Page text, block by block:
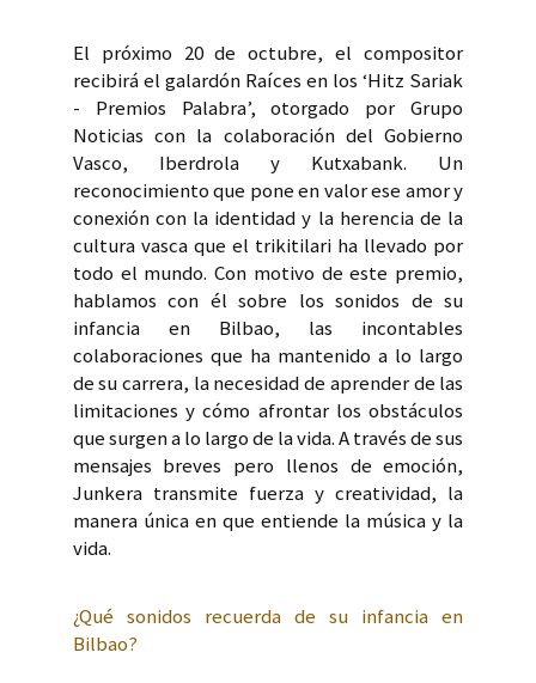
El próximo 20 de octubre, el compositor
recibirá el galardón Raíces en los ‘Hitz Sariak
- Premios Palabra’, otorgado por Grupo
Noticias con la colaboración del Gobierno
Vasco, Iberdrola y Kutxabank. Un
reconocimiento que pone en valor ese amor y
conexión con la identidad y la herencia de la
cultura vasca que el trikitilari ha llevado por
todo el mundo. Con motivo de este premio,
hablamos con él sobre los sonidos de su
infancia en Bilbao, las incontables
colaboraciones que ha mantenido a lo largo
de su carrera, la necesidad de aprender de las
limitaciones y cómo afrontar los obstáculos
que surgen a lo largo de la vida. A través de sus
mensajes breves pero llenos de emoción,
Junkera transmite fuerza y creatividad, la
manera única en que entiende la música y la
vida.
¿Qué sonidos recuerda de su infancia en
Bilbao?